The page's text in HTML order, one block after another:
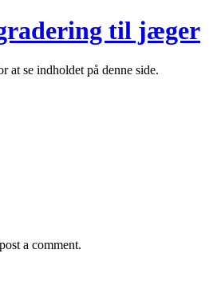
til jæger
at se indholdet på denne side.
a comment.